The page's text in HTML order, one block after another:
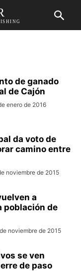
de ganado
de Cajón
enero de 2016
da voto de
camino entre
noviembre de 2015
a
población de
noviembre de 2015
se ven
de paso